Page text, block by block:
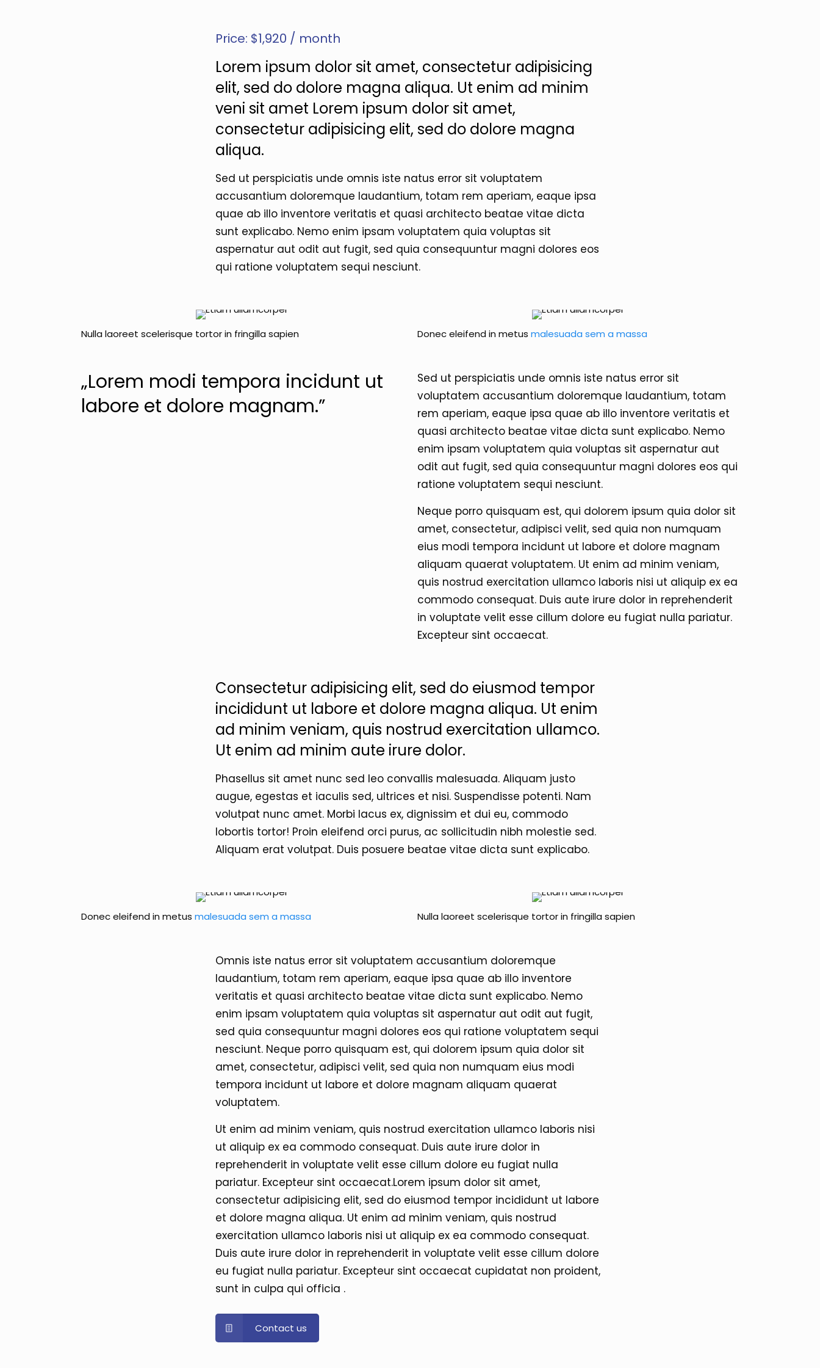
Price: $1,920 / month
Lorem ipsum dolor sit amet, consectetur adipisicing
elit, sed do dolore magna aliqua. Ut enim ad minim
veni sit amet Lorem ipsum dolor sit amet,
consectetur adipisicing elit, sed do dolore magna
aliqua.
Sed ut perspiciatis unde omnis iste natus error sit voluptatem
accusantium doloremque laudantium, totam rem aperiam, eaque ipsa
quae ab illo inventore veritatis et quasi architecto beatae vitae dicta
sunt explicabo. Nemo enim ipsam voluptatem quia voluptas sit
aspernatur aut odit aut fugit, sed quia consequuntur magni dolores eos
qui ratione voluptatem sequi nesciunt.
Nulla laoreet scelerisque tortor in fringilla sapien Donec eleifend in metus malesuada sem a massa
„Lorem modi tempora incidunt ut
labore et dolore magnam.”
Sed ut perspiciatis unde omnis iste natus error sit
voluptatem accusantium doloremque laudantium, totam
rem aperiam, eaque ipsa quae ab illo inventore veritatis et
quasi architecto beatae vitae dicta sunt explicabo. Nemo
enim ipsam voluptatem quia voluptas sit aspernatur aut
odit aut fugit, sed quia consequuntur magni dolores eos qui
ratione voluptatem sequi nesciunt.
Neque porro quisquam est, qui dolorem ipsum quia dolor sit
amet, consectetur, adipisci velit, sed quia non numquam
eius modi tempora incidunt ut labore et dolore magnam
aliquam quaerat voluptatem. Ut enim ad minim veniam,
quis nostrud exercitation ullamco laboris nisi ut aliquip ex ea
commodo consequat. Duis aute irure dolor in reprehenderit
in voluptate velit esse cillum dolore eu fugiat nulla pariatur.
Excepteur sint occaecat.
Consectetur adipisicing elit, sed do eiusmod tempor
incididunt ut labore et dolore magna aliqua. Ut enim
ad minim veniam, quis nostrud exercitation ullamco.
Ut enim ad minim aute irure dolor.
Phasellus sit amet nunc sed leo convallis malesuada. Aliquam justo
augue, egestas et iaculis sed, ultrices et nisi. Suspendisse potenti. Nam
volutpat nunc amet. Morbi lacus ex, dignissim et dui eu, commodo
lobortis tortor! Proin eleifend orci purus, ac sollicitudin nibh molestie sed.
Aliquam erat volutpat. Duis posuere beatae vitae dicta sunt explicabo.
Donec eleifend in metus malesuada sem a massa Nulla laoreet scelerisque tortor in fringilla sapien
Omnis iste natus error sit voluptatem accusantium doloremque
laudantium, totam rem aperiam, eaque ipsa quae ab illo inventore
veritatis et quasi architecto beatae vitae dicta sunt explicabo. Nemo
enim ipsam voluptatem quia voluptas sit aspernatur aut odit aut fugit,
sed quia consequuntur magni dolores eos qui ratione voluptatem sequi
nesciunt. Neque porro quisquam est, qui dolorem ipsum quia dolor sit
amet, consectetur, adipisci velit, sed quia non numquam eius modi
tempora incidunt ut labore et dolore magnam aliquam quaerat
voluptatem.
Ut enim ad minim veniam, quis nostrud exercitation ullamco laboris nisi
ut aliquip ex ea commodo consequat. Duis aute irure dolor in
reprehenderit in voluptate velit esse cillum dolore eu fugiat nulla
pariatur. Excepteur sint occaecat.Lorem ipsum dolor sit amet,
consectetur adipisicing elit, sed do eiusmod tempor incididunt ut labore
et dolore magna aliqua. Ut enim ad minim veniam, quis nostrud
exercitation ullamco laboris nisi ut aliquip ex ea commodo consequat.
Duis aute irure dolor in reprehenderit in voluptate velit esse cillum dolore
eu fugiat nulla pariatur. Excepteur sint occaecat cupidatat non proident,
sunt in culpa qui officia .
Contact us